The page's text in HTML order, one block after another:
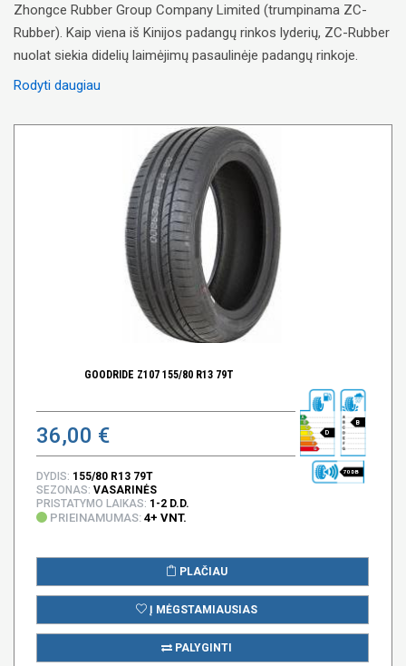
Zhongce Rubber Group Company Limited (trumpinama ZC-
Rubber). Kaip viena iš Kinijos padangų rinkos lyderių, ZC-Rubber
nuolat siekia didelių laimėjimų pasaulinėje padangų rinkoje.
Rodyti daugiau
GOODRIDE Z107 155/80 R13 79T
36,00 € D
B
70 DB
DYDIS: 155/80 R13 79T
SEZONAS: VASARINĖS
PRISTATYMO LAIKAS: 1-2 D.D.
PRIEINAMUMAS: 4+ VNT.
PLAČIAU
Į MĖGSTAMIAUSIAS
PALYGINTI